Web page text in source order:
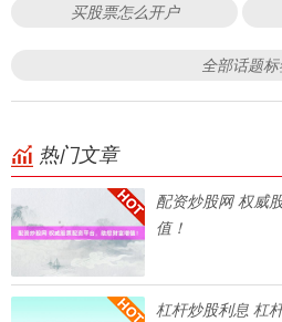
买股票怎么开户
全部话题
热门文章
配资炒股网 权威
值！
杠杆炒股利息 杠